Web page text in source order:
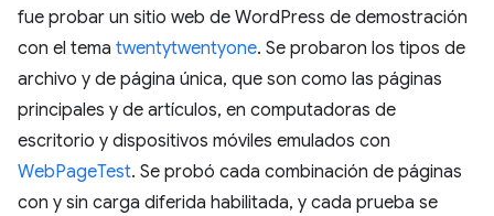
fue probar un sitio web de WordPress de demostración
con el tema twentytwentyone. Se probaron los tipos de
archivo y de página única, que son como las páginas
principales y de artículos, en computadoras de
escritorio y dispositivos móviles emulados con
WebPageTest. Se probó cada combinación de páginas
con y sin carga diferida habilitada, y cada prueba se